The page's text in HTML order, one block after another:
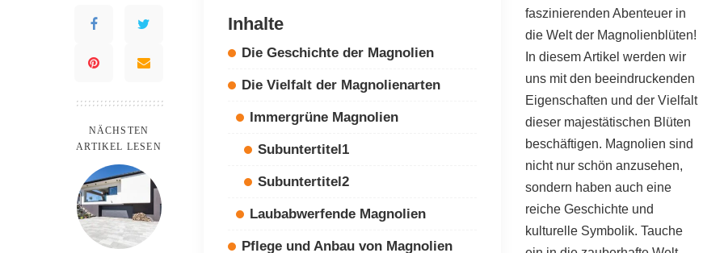
NÄCHSTEN
ARTIKEL LESEN
Inhalte
Die Geschichte der Magnolien
Die Vielfalt der Magnolienarten
Immergrüne Magnolien
Subuntertitel1
Subuntertitel2
Laubabwerfende Magnolien
Pflege und Anbau von Magnolien
faszinierenden Abenteuer in
die Welt der Magnolienblüten!
In diesem Artikel werden wir
uns mit den beeindruckenden
Eigenschaften und der Vielfalt
dieser majestätischen Blüten
beschäftigen. Magnolien sind
nicht nur schön anzusehen,
sondern haben auch eine
reiche Geschichte und
kulturelle Symbolik. Tauche